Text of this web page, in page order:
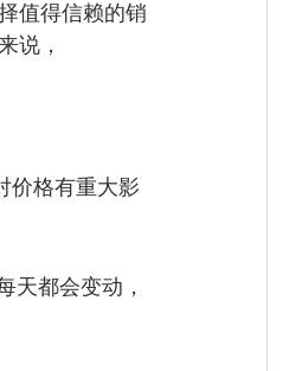
值得信赖的销
说，
价格有重大影
天都会变动，